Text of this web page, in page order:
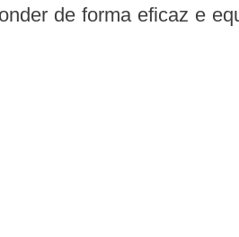
de forma eficaz e